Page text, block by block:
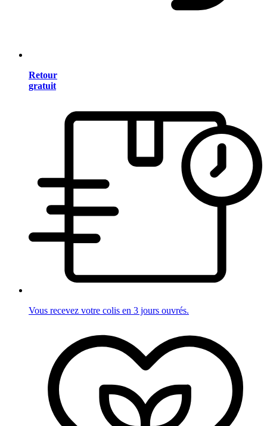
Retour
gratuit
Vous recevez votre colis en 3 jours ouvrés.